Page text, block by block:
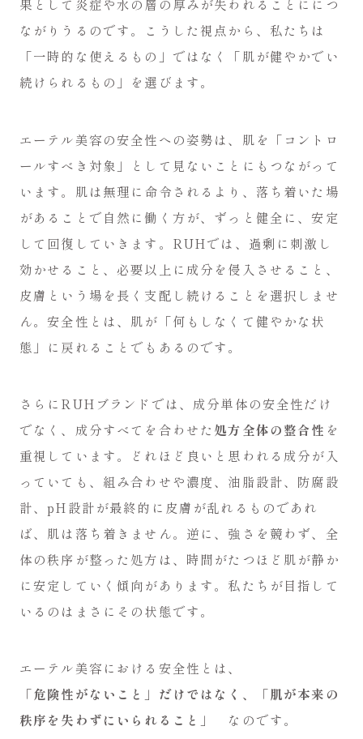
果として炎症や水の層の厚みが失われることににつ
ながりうるのです。こうした視点から、私たちは
「一時的な使えるもの」ではなく「肌が健やかでい
続けられるもの」を選びます。
エーテル美容の安全性への姿勢は、肌を「コントロ
ールすべき対象」として見ないことにもつながって
います。肌は無理に命令されるより、落ち着いた場
があることで自然に働く方が、ずっと健全に、安定
して回復していきます。RUHでは、過剰に刺激し
効かせること、必要以上に成分を侵入させること、
皮膚という場を長く支配し続けることを選択しませ
ん。安全性とは、肌が「何もしなくて健やかな状
態」に戻れることでもあるのです。
さらにRUHブランドでは、成分単体の安全性だけ
でなく、成分すべてを合わせた 処方全体の整合性 を
重視しています。どれほど良いと思われる成分が入
っていても、組み合わせや濃度、油脂設計、防腐設
計、pH設計が最終的に皮膚が乱れるものであれ
ば、肌は落ち着きません。逆に、強さを競わず、全
体の秩序が整った処方は、時間がたつほど肌が静か
に安定していく傾向があります。私たちが目指して
いるのはまさにその状態です。
エーテル美容における安全性とは、
「危険性がないこと」だけではなく、
「肌が本来の
秩序を失わずにいられること」
なのです。